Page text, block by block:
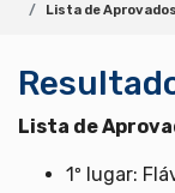
Lista de
Lista de
1º lugar: